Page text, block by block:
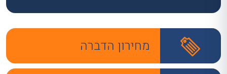
מחירון הדברה